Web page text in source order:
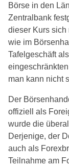
Börse in den
Zentralbank
dieser Kurs sich
wie im
Tafelgeschäft
man kann nicht
Der
offiziell als
wurde die
Derjenige, der
auch als
Teilnahme am